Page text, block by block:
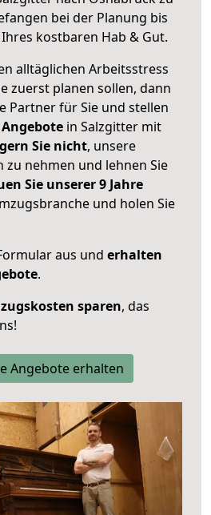
bei der Planung bis
kostbaren Hab & Gut.
alltäglichen Arbeitsstress
zuerst planen sollen, dann
Partner für Sie und stellen
in Salzgitter mit
Sie nicht, unsere
zu nehmen und lehnen Sie
Sie unserer 9 Jahre
und holen Sie
aus und erhalten
.
sparen, das
Angebote erhalten